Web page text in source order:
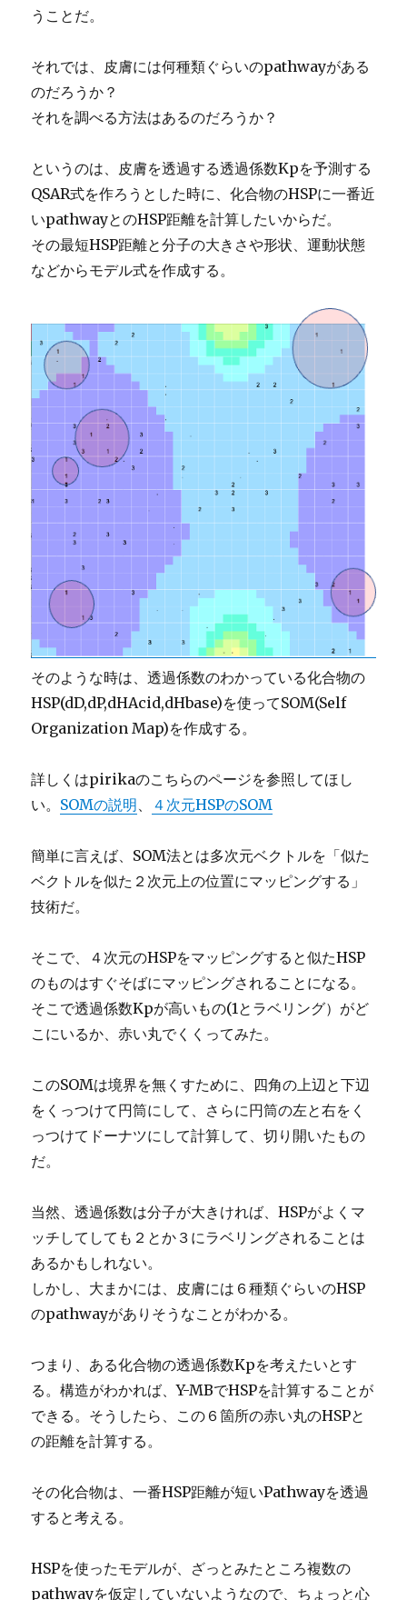
うことだ。
それでは、皮膚には何種類ぐらいのpathwayがある
のだろうか？
それを調べる方法はあるのだろうか？
というのは、皮膚を透過する透過係数Kpを予測する
QSAR式を作ろうとした時に、化合物のHSPに一番近
いpathwayとのHSP距離を計算したいからだ。
その最短HSP距離と分子の大きさや形状、運動状態
などからモデル式を作成する。
そのような時は、透過係数のわかっている化合物の
HSP(dD,dP,dHAcid,dHbase)を使ってSOM(Self
Organization Map)を作成する。
詳しくはpirikaのこちらのページを参照してほし
い。 SOMの説明、 ４次元HSPのSOM
簡単に言えば、SOM法とは多次元ベクトルを「似た
ベクトルを似た２次元上の位置にマッピングする」
技術だ。
そこで、４次元のHSPをマッピングすると似たHSP
のものはすぐそばにマッピングされることになる。
そこで透過係数Kpが高いもの(1とラベリング）がど
こにいるか、赤い丸でくくってみた。
このSOMは境界を無くすために、四角の上辺と下辺
をくっつけて円筒にして、さらに円筒の左と右をく
っつけてドーナツにして計算して、切り開いたもの
だ。
当然、透過係数は分子が大きければ、HSPがよくマ
ッチしてしても２とか３にラベリングされることは
あるかもしれない。
しかし、大まかには、皮膚には６種類ぐらいのHSP
のpathwayがありそうなことがわかる。
つまり、ある化合物の透過係数Kpを考えたいとす
る。構造がわかれば、Y-MBでHSPを計算することが
できる。そうしたら、この６箇所の赤い丸のHSPと
の距離を計算する。
その化合物は、一番HSP距離が短いPathwayを透過
すると考える。
HSPを使ったモデルが、ざっとみたところ複数の
pathwayを仮定していないようなので、ちょっと心